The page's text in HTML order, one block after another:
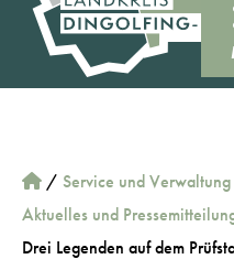
/ Service und Verwaltung
Aktuelles und
Drei Legenden auf dem